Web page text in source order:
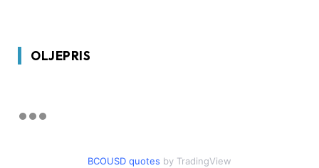
OLJEPRIS
BCOUSD quotes by TradingView